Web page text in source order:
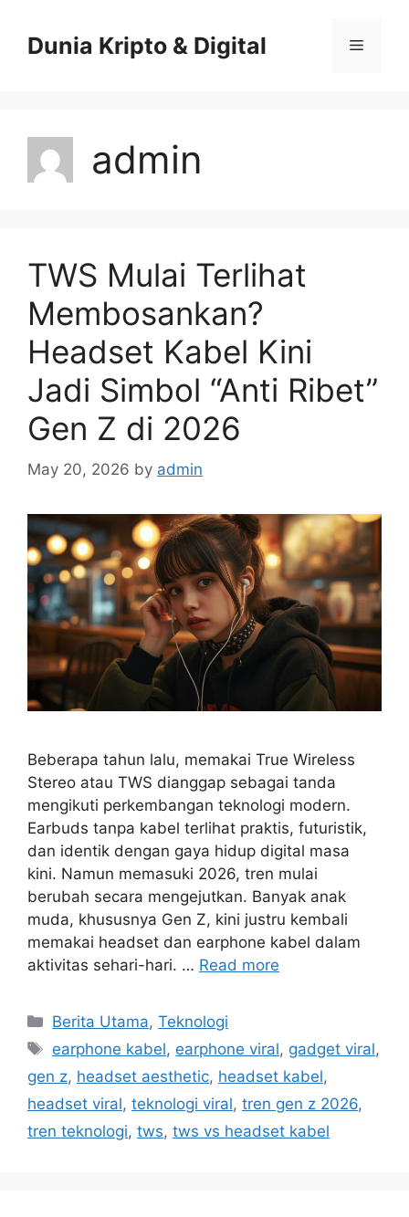
contentDunia Kripto & Digital Menu
admin
TWS Mulai Terlihat
Membosankan?
Headset Kabel Kini
Jadi Simbol “Anti Ribet”
Gen Z di 2026
May 20, 2026 by admin
Beberapa tahun lalu, memakai True Wireless
Stereo atau TWS dianggap sebagai tanda
mengikuti perkembangan teknologi modern.
Earbuds tanpa kabel terlihat praktis, futuristik,
dan identik dengan gaya hidup digital masa
kini. Namun memasuki 2026, tren mulai
berubah secara mengejutkan. Banyak anak
muda, khususnya Gen Z, kini justru kembali
memakai headset dan earphone kabel dalam
aktivitas sehari-hari. … Read more
Categories
Berita Utama,Teknologi
Tags
earphone kabel, earphone viral, gadget viral,
gen z, headset aesthetic, headset kabel,
headset viral, teknologi viral, tren gen z 2026,
tren teknologi, tws, tws vs headset kabel